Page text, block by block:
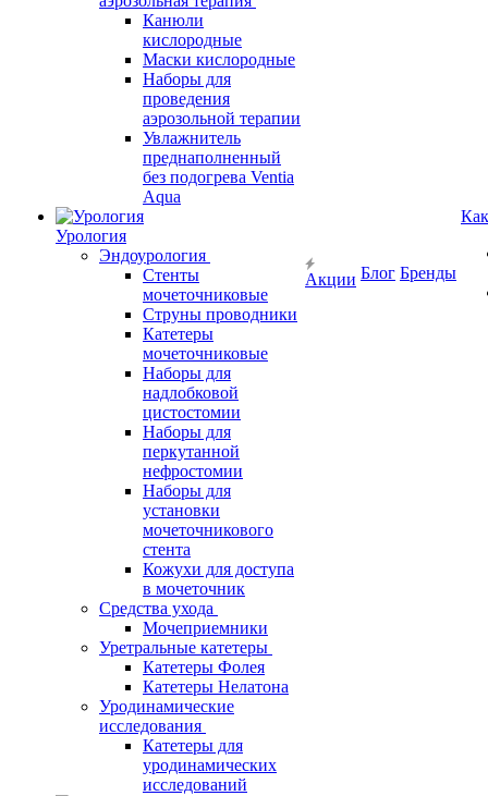
Канюли
кислородные
Маски кислородные
Наборы для
проведения
аэрозольной терапии
Увлажнитель
преднаполненный
без подогрева Ventia
Aqua
Урология
Эндоурология
Стенты
мочеточниковые
Струны проводники
Катетеры
мочеточниковые
Наборы для
надлобковой
цистостомии
Наборы для
перкутанной
нефростомии
Наборы для
установки
мочеточникового
стента
Кожухи для доступа
в мочеточник
Средства ухода
Мочеприемники
Уретральные катетеры
Катетеры Фолея
Катетеры Нелатона
Уродинамические
исследования
Катетеры для
уродинамических
исследований
Акции Блог Бренды